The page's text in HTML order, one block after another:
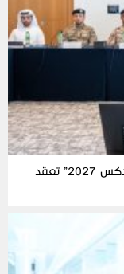
اللجنة العليا المنظمة لمعرضي “آيدكس ونافدكس 2027” تعقد